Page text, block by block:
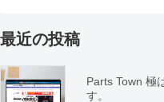
最近の投稿
Parts Town 極
す。